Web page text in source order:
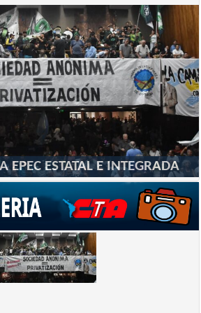
EPEC ESTATAL E INTEGRADA